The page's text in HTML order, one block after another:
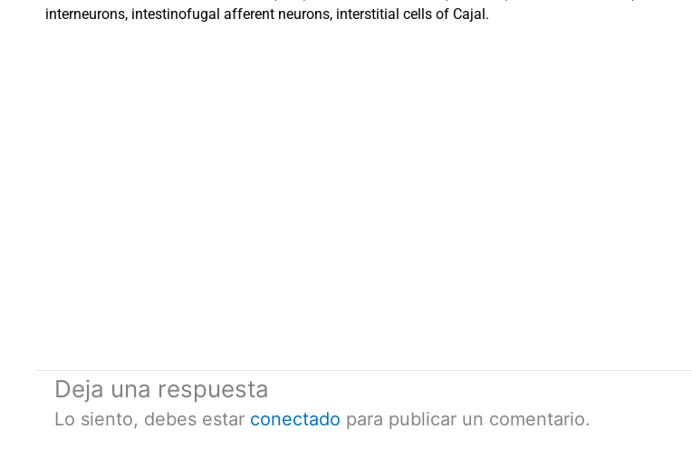
interneurons, intestinofugal afferent neurons, interstitial cells of Cajal.
Deja una respuesta
Lo siento, debes estar conectado para publicar un comentario.